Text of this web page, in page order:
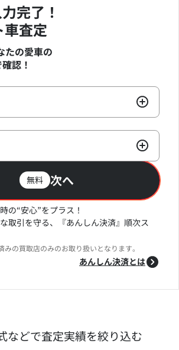
完了！
査定
たの愛車の
認！
無料 次へ
の“安心”をプラス！
取引を守る、『あんしん決済』順次ス
の買取店のみのお取り扱いとなります。
あんしん決済とは
などで査定実績を絞り込む